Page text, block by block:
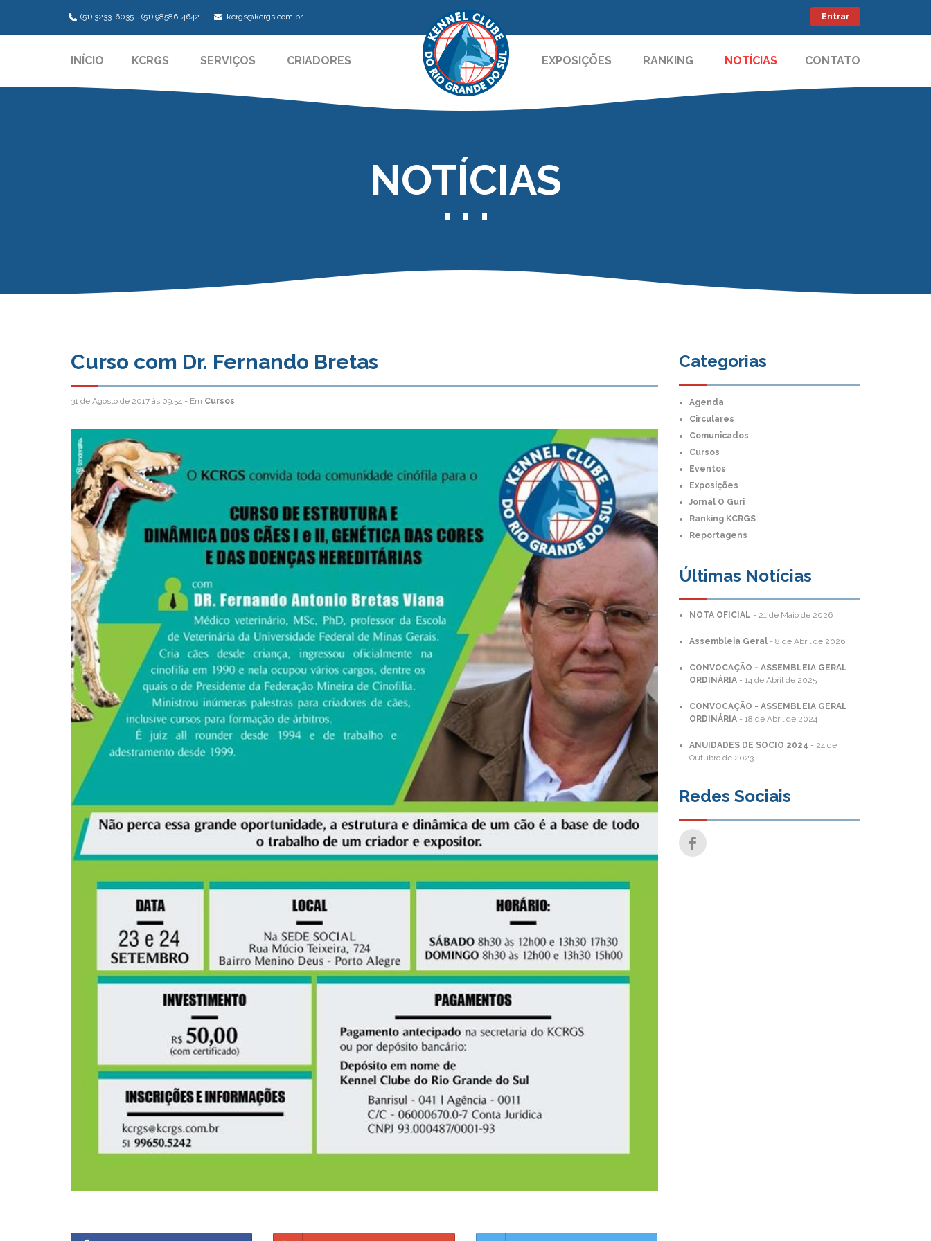
Entrar
(51) 3233-6035 - (51) 98586-4642 kcrgs@kcrgs.com.br
INÍCIO KCRGS SERVIÇOS CRIADORES CONTATO
NOTÍCIAS
RANKING
EXPOSIÇÕES
NOTÍCIAS
Curso com Dr. Fernando Bretas
31 de Agosto de 2017 às 09:54 - Em Cursos
Categorias
Agenda
Circulares
Comunicados
Cursos
Eventos
Exposições
Jornal O Guri
Ranking KCRGS
Reportagens
Últimas Notícias
NOTA OFICIAL - 21 de Maio de 2026
Assembleia Geral - 8 de Abril de 2026
CONVOCAÇÃO - ASSEMBLEIA GERAL
ORDINÁRIA - 14 de Abril de 2025
CONVOCAÇÃO - ASSEMBLEIA GERAL
ORDINÁRIA - 18 de Abril de 2024
ANUIDADES DE SOCIO 2024 - 24 de
Outubro de 2023
Redes Sociais